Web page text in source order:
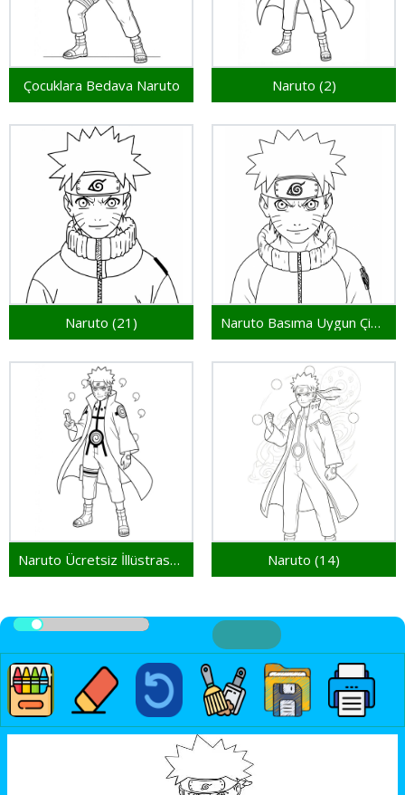
Çocuklara Bedava Naruto Naruto (2)
Naruto (21) Naruto Basıma Uygun Çizim
Naruto Ücretsiz İllüstrasyon Naruto (14)